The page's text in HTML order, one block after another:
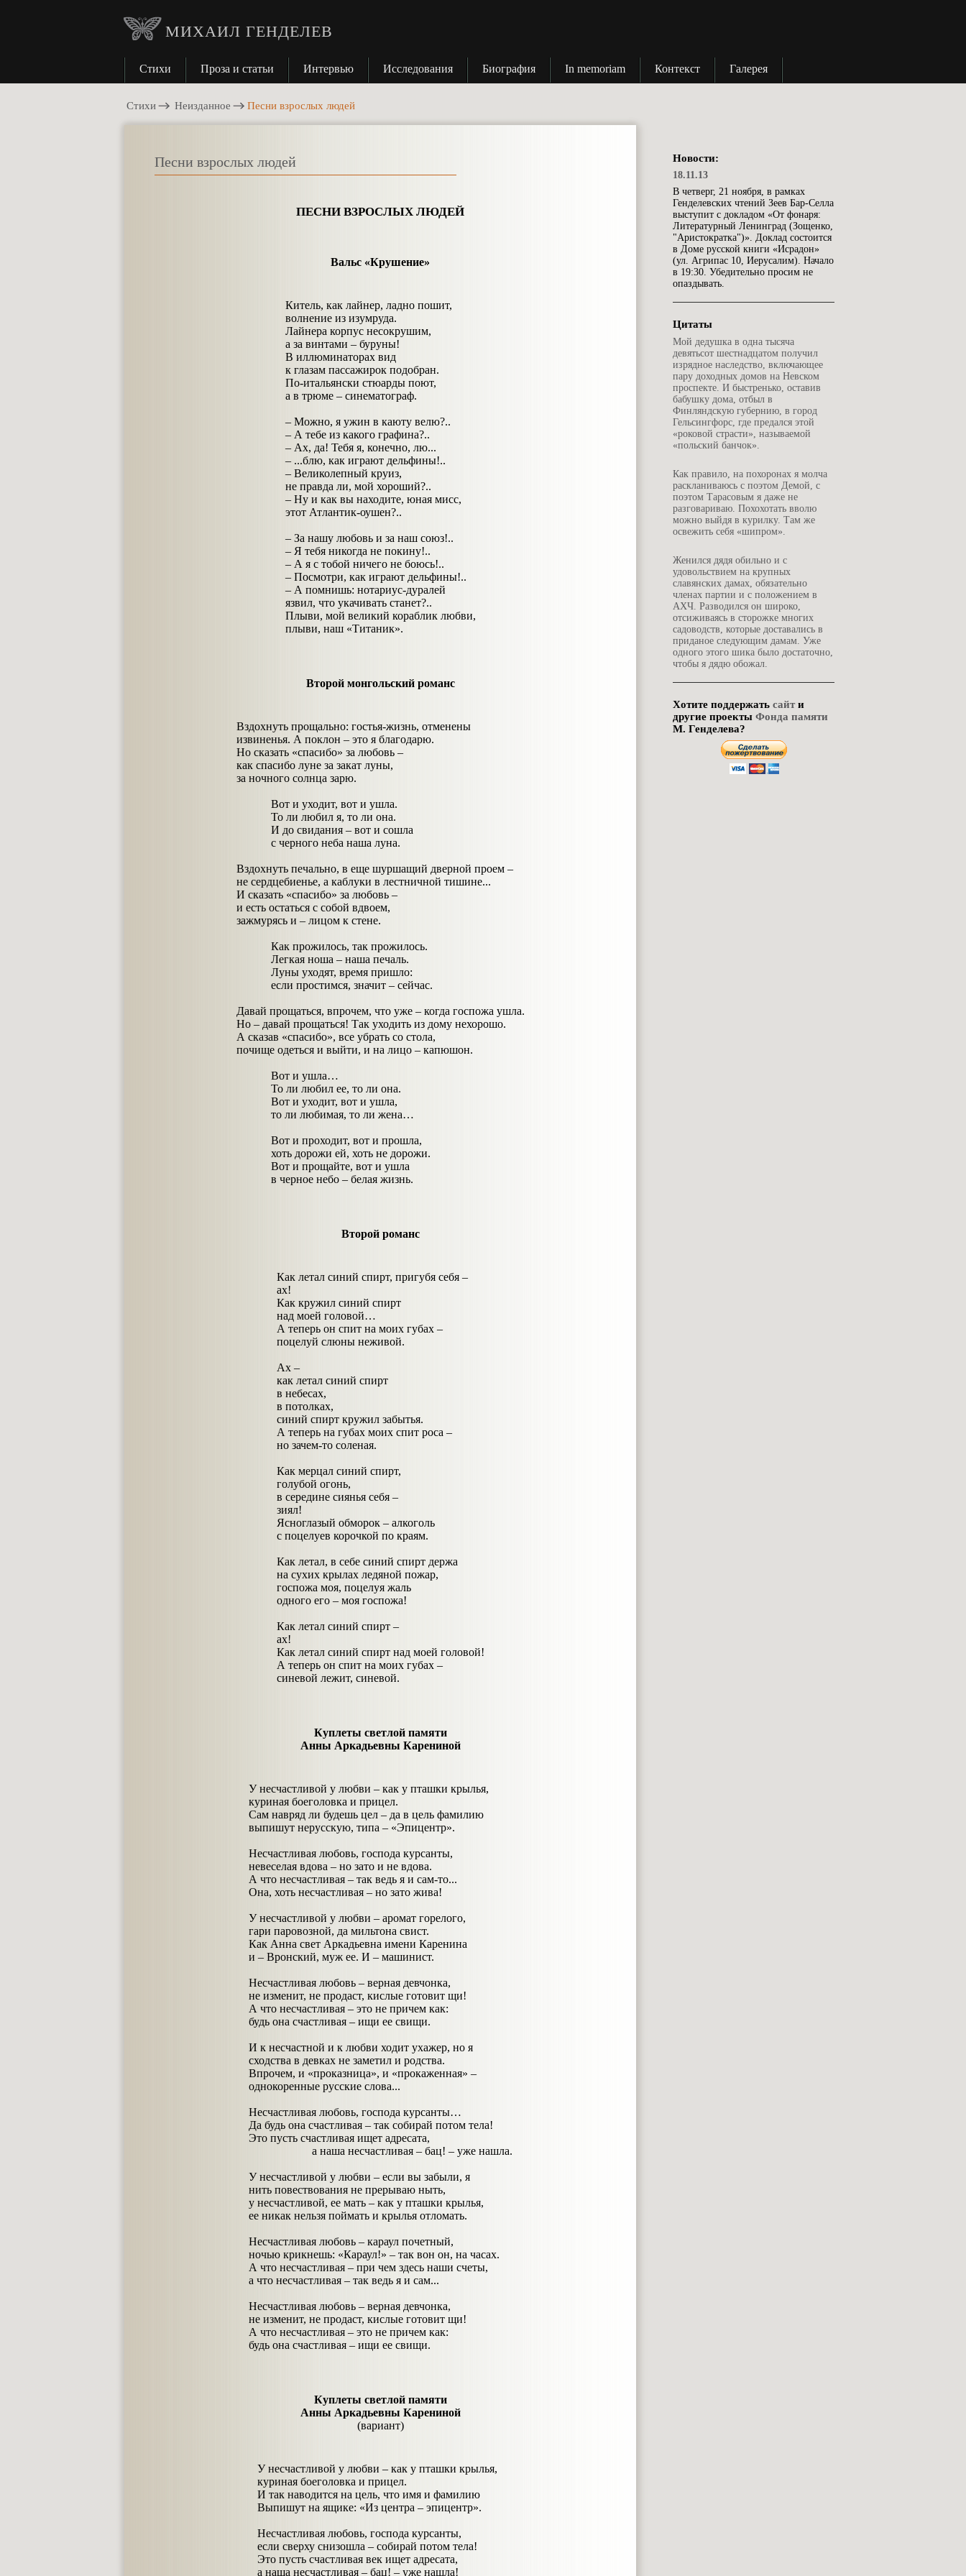
МИХАИЛ ГЕНДЕЛЕВ
Стихи Проза и статьи Интервью Исследования Биография In memoriam Контекст Галерея
Стихи Неизданное Песни взрослых людей
Песни взрослых людей
ПЕСНИ ВЗРОСЛЫХ ЛЮДЕЙ
Вальс «Крушение»
Китель, как лайнер, ладно пошит,
волнение из изумруда.
Лайнера корпус несокрушим,
а за винтами – буруны!
В иллюминаторах вид
к глазам пассажирок подобран.
По-итальянски стюарды поют,
а в трюме – синематограф.
– Можно, я ужин в каюту велю?..
– А тебе из какого графина?..
– Ах, да! Тебя я, конечно, лю...
– ...блю, как играют дельфины!..
– Великолепный круиз,
не правда ли, мой хороший?..
– Ну и как вы находите, юная мисс,
этот Атлантик-оушен?..
– За нашу любовь и за наш союз!..
– Я тебя никогда не покину!..
– А я с тобой ничего не боюсь!..
– Посмотри, как играют дельфины!..
– А помнишь: нотариус-дуралей
язвил, что укачивать станет?..
Плыви, мой великий кораблик любви,
плыви, наш «Титаник».
Второй монгольский романс
Вздохнуть прощально: гостья-жизнь, отменены
извиненья. А поклон – это я благодарю.
Но сказать «спасибо» за любовь –
как спасибо луне за закат луны,
за ночного солнца зарю.
Вот и уходит, вот и ушла.
То ли любил я, то ли она.
И до свидания – вот и сошла
с черного неба наша луна.
Вздохнуть печально, в еще шуршащий дверной проем –
не сердцебиенье, а каблуки в лестничной тишине...
И сказать «спасибо» за любовь –
и есть остаться с собой вдвоем,
зажмурясь и – лицом к стене.
Как прожилось, так прожилось.
Легкая ноша – наша печаль.
Луны уходят, время пришло:
если простимся, значит – сейчас.
Давай прощаться, впрочем, что уже – когда госпожа ушла.
Но – давай прощаться! Так уходить из дому нехорошо.
А сказав «спасибо», все убрать со стола,
почище одеться и выйти, и на лицо – капюшон.
Вот и ушла…
То ли любил ее, то ли она.
Вот и уходит, вот и ушла,
то ли любимая, то ли жена…
Вот и проходит, вот и прошла,
хоть дорожи ей, хоть не дорожи.
Вот и прощайте, вот и ушла
в черное небо – белая жизнь.
Второй романс
Как летал синий спирт, пригубя себя –
ах!
Как кружил синий спирт
над моей головой…
А теперь он спит на моих губах –
поцелуй слюны неживой.
Ах –
как летал синий спирт
в небесах,
в потолках,
синий спирт кружил забытья.
А теперь на губах моих спит роса –
но зачем-то соленая.
Как мерцал синий спирт,
голубой огонь,
в середине сиянья себя –
зиял!
Ясноглазый обморок – алкоголь
с поцелуев корочкой по краям.
Как летал, в себе синий спирт держа
на сухих крылах ледяной пожар,
госпожа моя, поцелуя жаль
одного его – моя госпожа!
Как летал синий спирт –
ах!
Как летал синий спирт над моей головой!
А теперь он спит на моих губах –
синевой лежит, синевой.
Куплеты светлой памяти
Анны Аркадьевны Карениной
У несчастливой у любви – как у пташки крылья,
куриная боеголовка и прицел.
Сам навряд ли будешь цел – да в цель фамилию
выпишут нерусскую, типа – «Эпицентр».
Несчастливая любовь, господа курсанты,
невеселая вдова – но зато и не вдова.
А что несчастливая – так ведь я и сам-то...
Она, хоть несчастливая – но зато жива!
У несчастливой у любви – аромат горелого,
гари паровозной, да мильтона свист.
Как Анна свет Аркадьевна имени Каренина
и – Вронский, муж ее. И – машинист.
Несчастливая любовь – верная девчонка,
не изменит, не продаст, кислые готовит щи!
А что несчастливая – это не причем как:
будь она счастливая – ищи ее свищи.
И к несчастной и к любви ходит ухажер, но я
сходства в девках не заметил и родства.
Впрочем, и «проказница», и «прокаженная» –
однокоренные русские слова...
Несчастливая любовь, господа курсанты…
Да будь она счастливая – так собирай потом тела!
Это пусть счастливая ищет адресата,
а наша несчастливая – бац! – уже нашла.
У несчастливой у любви – если вы забыли, я
нить повествования не прерываю ныть,
у несчастливой, ее мать – как у пташки крылья,
ее никак нельзя поймать и крылья отломать.
Несчастливая любовь – караул почетный,
ночью крикнешь: «Караул!» – так вон он, на часах.
А что несчастливая – при чем здесь наши счеты,
а что несчастливая – так ведь я и сам...
Несчастливая любовь – верная девчонка,
не изменит, не продаст, кислые готовит щи!
А что несчастливая – это не причем как:
будь она счастливая – ищи ее свищи.
Куплеты светлой памяти
Анны Аркадьевны Карениной
(вариант)
У несчастливой у любви – как у пташки крылья,
куриная боеголовка и прицел.
И так наводится на цель, что имя и фамилию
Выпишут на ящике: «Из центра – эпицентр».
Несчастливая любовь, господа курсанты,
если сверху снизошла – собирай потом тела!
Это пусть счастливая век ищет адресата,
а наша несчастливая – бац! – уже нашла!
Новости:
18.11.13
В четверг, 21 ноября, в рамках
Генделевских чтений Зеев Бар-Селла
выступит с докладом «От фонаря:
Литературный Ленинград (Зощенко,
"Аристократка")». Доклад состоится
в Доме русской книги «Исрадон»
(ул. Агрипас 10, Иерусалим). Начало
в 19:30. Убедительно просим не
опаздывать.
Цитаты
Мой дедушка в одна тысяча
девятьсот шестнадцатом получил
изрядное наследство, включающее
пару доходных домов на Невском
проспекте. И быстренько, оставив
бабушку дома, отбыл в
Финляндскую губернию, в город
Гельсингфорс, где предался этой
«роковой страсти», называемой
«польский банчок».
Как правило, на похоронах я молча
раскланиваюсь с поэтом Демой, с
поэтом Тарасовым я даже не
разговариваю. Похохотать вволю
можно выйдя в курилку. Там же
освежить себя «шипром».
Женился дядя обильно и с
удовольствием на крупных
славянских дамах, обязательно
членах партии и с положением в
АХЧ. Разводился он широко,
отсиживаясь в сторожке многих
садоводств, которые доставались в
приданое следующим дамам. Уже
одного этого шика было достаточно,
чтобы я дядю обожал.
Хотите поддержать сайти
другие проекты Фонда памяти
М. Генделева?